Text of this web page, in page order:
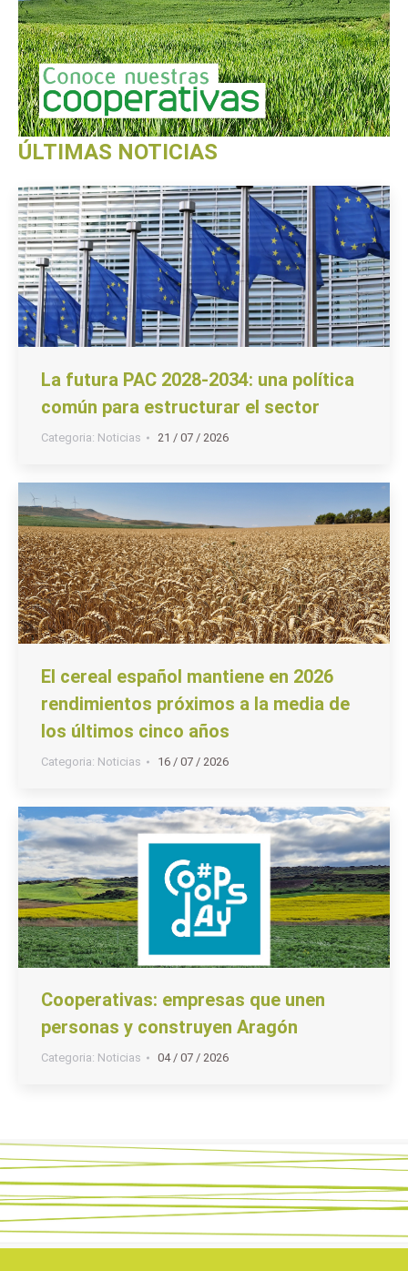
ÚLTIMAS NOTICIAS
La futura PAC 2028-2034: una política
común para estructurar el sector
Categoria: Noticias 21 / 07 / 2026
El cereal español mantiene en 2026
rendimientos próximos a la media de
los últimos cinco años
Categoria: Noticias 16 / 07 / 2026
Cooperativas: empresas que unen
personas y construyen Aragón
Categoria: Noticias 04 / 07 / 2026